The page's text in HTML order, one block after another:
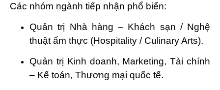
Các nhóm ngành tiếp nhận phổ biến:
Quản trị Nhà hàng – Khách sạn / Nghệ
thuật ẩm thực (Hospitality / Culinary Arts).
Quản trị Kinh doanh, Marketing, Tài chính
– Kế toán, Thương mại quốc tế.